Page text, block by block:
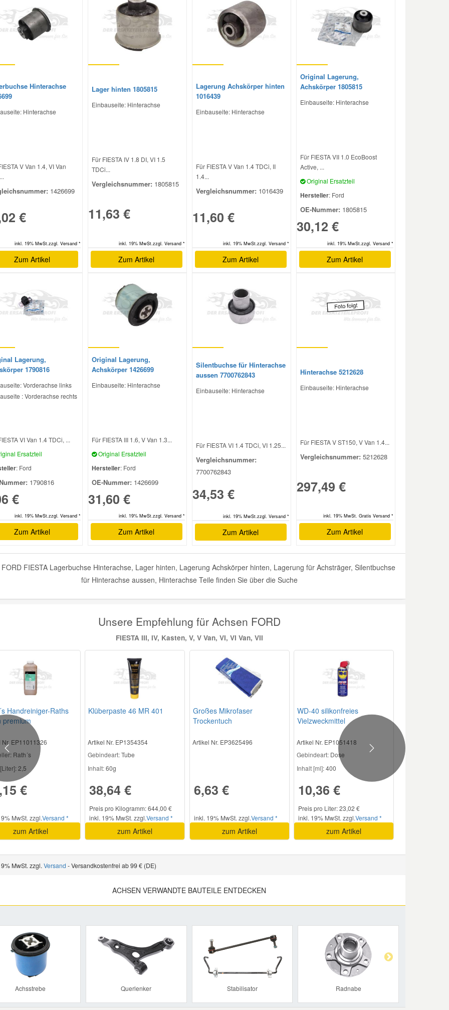
Hinterachse
Hinterachse
V Van 1.4, VI Van
1426699
€
inkl. 19% MwSt.zzgl. Versand *
Zum Artikel
Lager hinten 1805815
Einbauseite: Hinterachse
Für FIESTA IV 1.8 DI, VI 1.5
TDCi...
Vergleichsnummer: 1805815
11,63 €
inkl. 19% MwSt.zzgl. Versand *
Zum Artikel
Lagerung Achskörper hinten
1016439
Einbauseite: Hinterachse
Für FIESTA V Van 1.4 TDCi, II
1.4...
Vergleichsnummer: 1016439
11,60 €
inkl. 19% MwSt.zzgl. Versand *
Zum Artikel
Original Lagerung,
Achskörper 1805815
Einbauseite: Hinterachse
Für FIESTA VII 1.0 EcoBoost
Active, ...
Original Ersatzteil
Hersteller: Ford
OE-Nummer: 1805815
30,12 €
inkl. 19% MwSt.zzgl. Versand *
Zum Artikel
Lagerung,
1790816
Vorderachse links
: Vorderachse rechts
VI Van 1.4 TDCi, ...
Ersatzteil
: Ford
1790816
€
inkl. 19% MwSt.zzgl. Versand *
Zum Artikel
Original Lagerung,
Achskörper 1426699
Einbauseite: Hinterachse
Für FIESTA III 1.6, V Van 1.3...
Original Ersatzteil
Hersteller: Ford
OE-Nummer: 1426699
31,60 €
inkl. 19% MwSt.zzgl. Versand *
Zum Artikel
Silentbuchse für Hinterachse
aussen 7700762843
Einbauseite: Hinterachse
Für FIESTA VI 1.4 TDCi, VI 1.25...
Vergleichsnummer:
7700762843
34,53 €
inkl. 19% MwSt.zzgl. Versand *
Zum Artikel
Hinterachse 5212628
Einbauseite: Hinterachse
Für FIESTA V ST150, V Van 1.4...
Vergleichsnummer: 5212628
297,49 €
inkl. 19% MwSt. Gratis Versand *
Zum Artikel
FIESTA Lagerbuchse Hinterachse, Lager hinten, Lagerung Achskörper hinten, Lagerung für Achsträger, Silentbuchse
für Hinterachse aussen, Hinterachse Teile finden Sie über die Suche
Unsere Empfehlung für Achsen FORD
FIESTA III, IV, Kasten, V, V Van, VI, VI Van, VII
Handreiniger-Raths
premium
Nr. EP11011326
: Rath´s
2,5
€
MwSt. zzgl.Versand *
zum Artikel
Klüberpaste 46 MR 401
Artikel Nr. EP1354354
Gebindeart:Tube
Inhalt:60g
38,64 €
Preis pro Kilogramm: 644,00 €
inkl. 19% MwSt. zzgl.Versand *
zum Artikel
Großes Mikrofaser
Trockentuch
Artikel Nr. EP3625496
6,63 €
inkl. 19% MwSt. zzgl.Versand *
zum Artikel
WD-40 silikonfreies
Vielzweckmittel
Artikel Nr. EP1051418
Gebindeart: Dose
Inhalt [ml]:400
10,36 €
Preis pro Liter: 23,02 €
inkl. 19% MwSt. zzgl.Versand *
zum Artikel
Previous Next
MwSt. zzgl. Versand - Versandkostenfrei ab 99 € (DE)
ACHSEN VERWANDTE BAUTEILE ENTDECKEN
Achsstrebe Querlenker Stabilisator Radnabe
Previous